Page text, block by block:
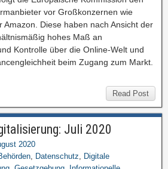
vor Großkonzernen wie
Amazon. Diese haben nach Ansicht der
hohes Maß an
Kontrolle über die Online-Welt und
beim Zugang zum Markt.
Read Post
Juli 2020
2020
, Datenschutz, Digitale